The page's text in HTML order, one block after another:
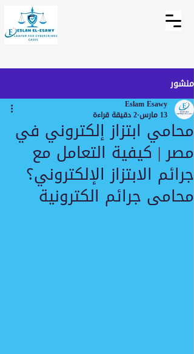
منشور
محامي ابتزاز إلكتروني في
مصر | كيفية التعامل مع
جرائم الابتزاز الإلكتروني؟
محامى جرائم الكترونية
Eslam Esawy
13 مارس
2 دقيقة قراءة